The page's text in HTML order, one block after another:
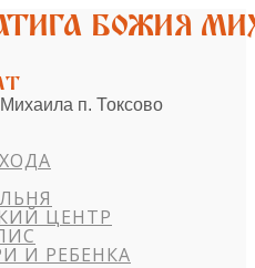
п. Токсово
ЦЕНТР
И РЕБЕНКА